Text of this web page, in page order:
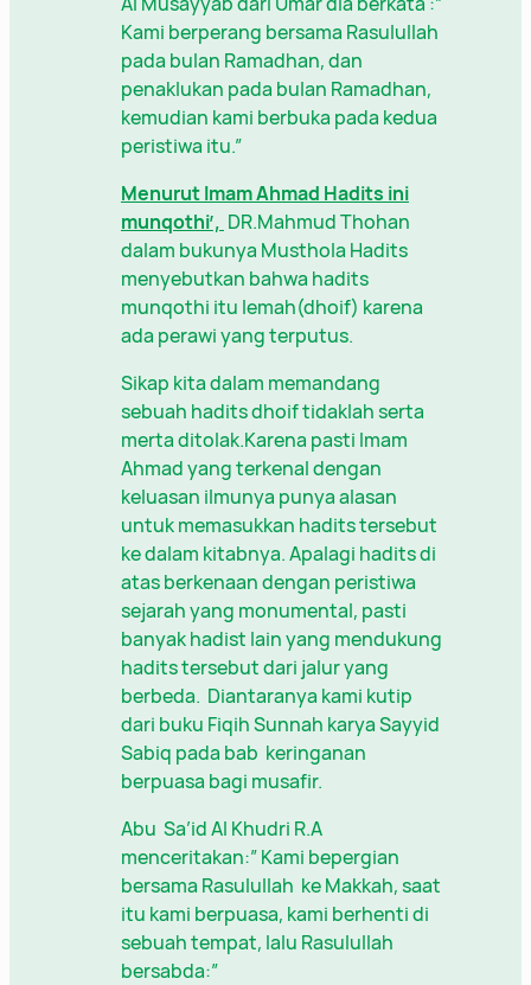
Kami berperang bersama Rasulullah
pada bulan Ramadhan, dan
penaklukan pada bulan Ramadhan,
kemudian kami berbuka pada kedua
peristiwa itu.”
Menurut Imam Ahmad Hadits ini
munqothi’, DR.Mahmud Thohan
dalam bukunya Musthola Hadits
menyebutkan bahwa hadits
munqothi itu lemah(dhoif) karena
ada perawi yang terputus.
Sikap kita dalam memandang
sebuah hadits dhoif tidaklah serta
merta ditolak.Karena pasti Imam
Ahmad yang terkenal dengan
keluasan ilmunya punya alasan
untuk memasukkan hadits tersebut
ke dalam kitabnya. Apalagi hadits di
atas berkenaan dengan peristiwa
sejarah yang monumental, pasti
banyak hadist lain yang mendukung
hadits tersebut dari jalur yang
berbeda. Diantaranya kami kutip
dari buku Fiqih Sunnah karya Sayyid
Sabiq pada bab keringanan
berpuasa bagi musafir.
Abu Sa’id Al Khudri R.A
menceritakan:” Kami bepergian
bersama Rasulullah ke Makkah, saat
itu kami berpuasa, kami berhenti di
sebuah tempat, lalu Rasulullah
bersabda:”